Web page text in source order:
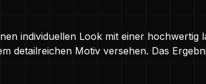
individuellen Look mit einer hochwertig
detailreichen Motiv versehen. Das